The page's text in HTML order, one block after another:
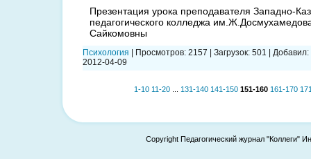
Презентация урока преподавателя Западно-
педагогического колледжа
Сайкомовны
Психология Просмотров: 2157 Загрузок: 501
Добавил:
2012-04-09
1-10 11-20 131-140 141-150 151-160 161-170
Copyright Педагогический журнал "Коллеги"